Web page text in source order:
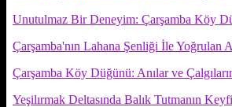
Unutulmaz Bir Deneyim: Çarşamba Köy
Çarşamba'nın Lahana Şenliği İle Yoğrulan
Çarşamba Köy Düğünü: Anılar ve
Yeşilırmak Deltasında Balık Tutmanın Keyfi